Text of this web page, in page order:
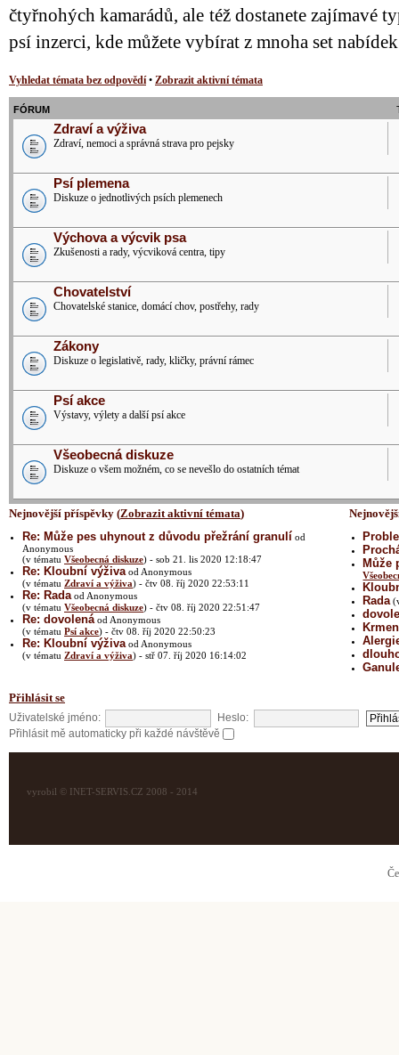
čtyřnohých kamarádů, ale též dostanete zajímavé
psí inzerci, kde můžete vybírat z mnoha set
Vyhledat témata bez odpovědí• Zobrazit aktivní témata
FÓRUM
Zdraví a výživa
Zdraví, nemoci a správná strava pro pejsky
Psí plemena
Diskuze o jednotlivých psích plemenech
Výchova a výcvik psa
Zkušenosti a rady, výcviková centra, tipy
Chovatelství
Chovatelské stanice, domácí chov, postřehy, rady
Zákony
Diskuze o legislativě, rady, kličky, právní rámec
Psí akce
Výstavy, výlety a další psí akce
Všeobecná diskuze
Diskuze o všem možném, co se nevešlo do ostatních témat
Nejnovější příspěvky (Zobrazit aktivní témata)
Re: Může pes uhynout z důvodu přežrání granulí od
Anonymous
(v tématu Všeobecná diskuze) - sob 21. lis 2020 12:18:47
Re: Kloubní výživa od Anonymous
(v tématu Zdraví a výživa) - čtv 08. říj 2020 22:53:11
Re: Rada od Anonymous
(v tématu Všeobecná diskuze) - čtv 08. říj 2020 22:51:47
Re: dovolená od Anonymous
(v tématu Psí akce) - čtv 08. říj 2020 22:50:23
Re: Kloubní výživa od Anonymous
(v tématu Zdraví a výživa) - stř 07. říj 2020 16:14:02
Může
Rada
Přihlásit se
Uživatelské jméno:
Heslo:
Přihlásit mě automaticky při každé návštěvě
vyrobil © INET-SERVIS.CZ 2008 - 2014